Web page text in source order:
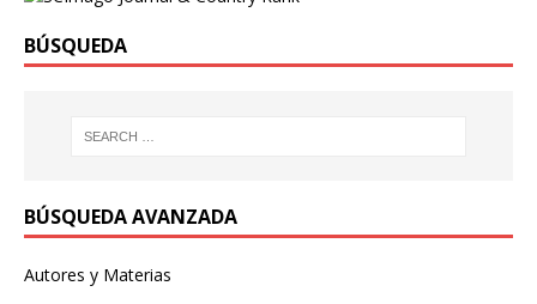
BÚSQUEDA
BÚSQUEDA AVANZADA
Autores y Materias